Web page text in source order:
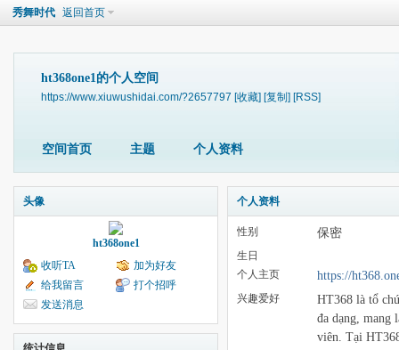
秀舞时代 返回首页
ht368one1的个人空间
https://www.xiuwushidai.com/?2657797 [收藏] [复制] [RSS]
空间首页 主题 个人资料
头像
ht368one1
收听TA
加为好友
给我留言
打个招呼
发送消息
个人资料
性别 保密
生日
个人主页
https://
兴趣爱好
HT368 là tổ
đa dạng, mang
viên. Tại